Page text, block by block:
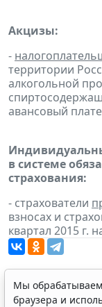
Акцизы:
-
территории
алкогольной
авансовый
в системе
страхования:
- страхователи
взносах и
квартал 2015 г.
Мы
браузера и